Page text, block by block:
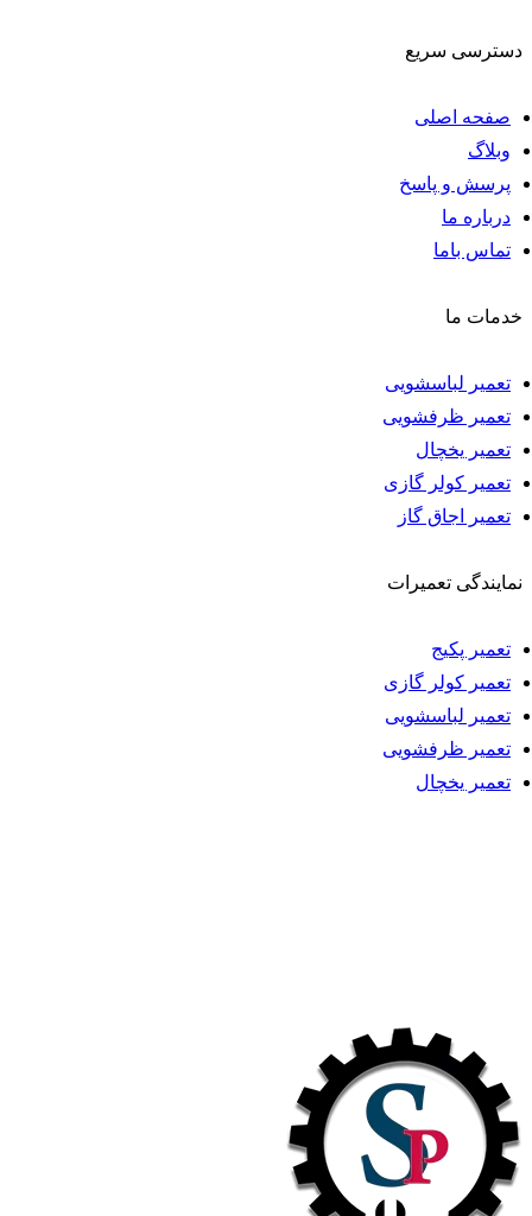
دسترسی سریع
صفحه اصلی
وبلاگ
پرسش و پاسخ
درباره ما
تماس باما
خدمات ما
تعمیر لباسشویی
تعمیر ظرفشویی
تعمیر یخچال
تعمیر کولر گازی
تعمیر اجاق گاز
نمایندگی تعمیرات
تعمیر پکیج
تعمیر کولر گازی
تعمیر لباسشویی
تعمیر ظرفشویی
تعمیر یخچال